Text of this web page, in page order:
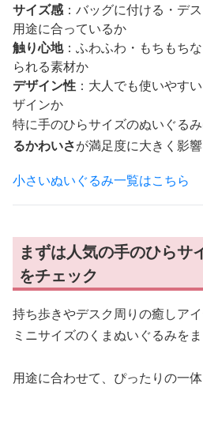
サイズ感：バッグに付ける・デ
用途に合っているか
触り心地：ふわふわ・もちもち
られる素材か
デザイン性 ：大人でも使いやす
ザインか
特に手のひらサイズのぬいぐるみ
るかわいさが満足度に大きく影響
小さいぬいぐるみ一覧はこちら
まずは人気の手のひらサ
をチェック
持ち歩きやデスク周りの癒しア
ミニサイズのくまぬいぐるみをま
用途に合わせて、ぴったりの一